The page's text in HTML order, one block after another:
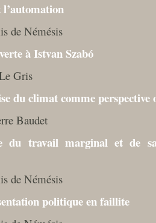
de Némésis
à Istvan Szabó
Gris
du climat comme perspective
Baudet
du travail marginal et de sa
de Némésis
politique en faillite